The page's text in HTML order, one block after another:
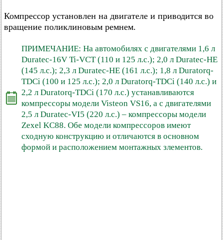
Компрессор установлен на двигателе и приводится во
вращение поликлиновым ремнем.
ПРИМЕЧАНИЕ: На автомобилях с двигателями 1,6 л
Duratec-16V Ti-VCT (110 и 125 л.с.); 2,0 л Duratec-НЕ
(145 л.с.); 2,3 л Duratec-НЕ (161 л.с.); 1,8 л Duratorq-
TDCi (100 и 125 л.с.); 2,0 л Duratorq-TDCi (140 л.с.) и
2,2 л Duratorq-TDCi (170 л.с.) устанавливаются
компрессоры модели Visteon VS16, а с двигателями
2,5 л Duratec-VI5 (220 л.с.) – компрессоры модели
Zexel KC88. Обе модели компрессоров имеют
сходную конструкцию и отличаются в основном
формой и расположением монтажных злементов.